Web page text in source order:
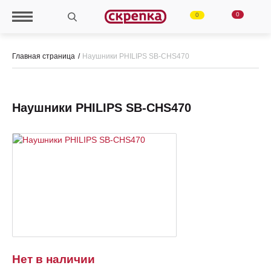
0 0
Главная страница Наушники PHILIPS SB-CHS470
Нет в наличии
Наушники PHILIPS SB-CHS470